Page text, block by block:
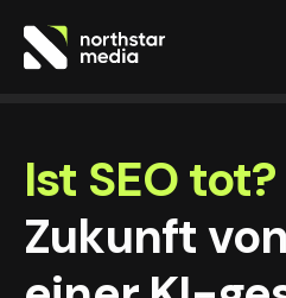
Ist SEO tot?
Zukunft